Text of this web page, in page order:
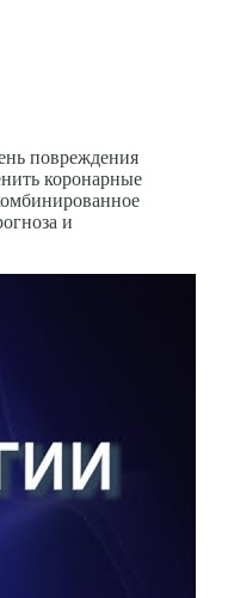
повреждения
коронарные
и